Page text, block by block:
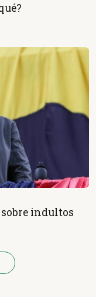
sobre indultos